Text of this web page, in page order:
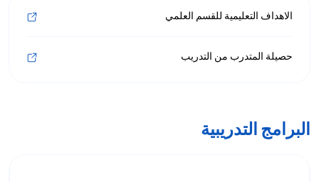
الاهداف التعليمية للقسم العلمي
حصيلة المتدرب من التدريب
البرامج التدريبية